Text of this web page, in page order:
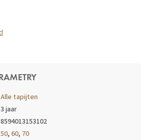
Alle tapijten
3 jaar
8594013153102
50, 60, 70